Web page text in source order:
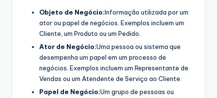
Objeto de Negócio:Informação utilizada por um
ator ou papel de negócios. Exemplos incluem um
Cliente, um Produto ou um Pedido.
Ator de Negócio:Uma pessoa ou sistema que
desempenha um papel em um processo de
negócios. Exemplos incluem um Representante de
Vendas ou um Atendente de Serviço ao Cliente.
Papel de Negócio:Um grupo de pessoas ou